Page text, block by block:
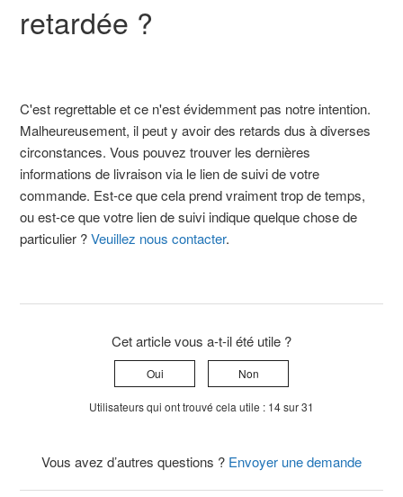
retardée ?
C'est regrettable et ce n'est évidemment pas notre intention.
Malheureusement, il peut y avoir des retards dus à diverses
circonstances. Vous pouvez trouver les dernières
informations de livraison via le lien de suivi de votre
commande. Est-ce que cela prend vraiment trop de temps,
ou est-ce que votre lien de suivi indique quelque chose de
particulier ?Veuillez nous contacter.
Cet article vous a-t-il été utile ?
Oui Non
Utilisateurs qui ont trouvé cela utile : 14 sur 31
Vous avez d’autres questions ? Envoyer une demande